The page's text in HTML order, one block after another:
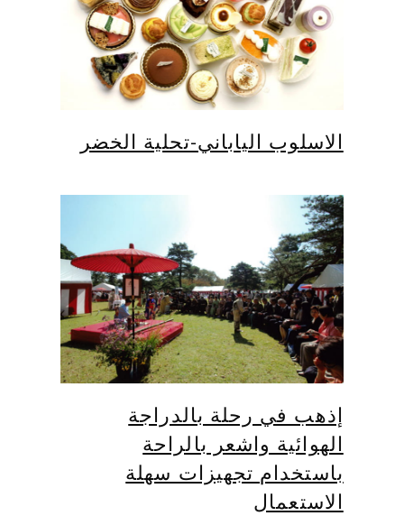
الاسلوب الياباني-تحلية الخضر
إذهب في رحلة بالدراجة
الهوائية واشعر بالراحة
باستخدام تجهيزات سهلة
الاستعمال